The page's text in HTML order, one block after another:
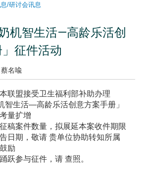
/研讨会讯息
机智生活—高龄乐活创
征件活动
蔡名喩
接受卫生福利部补助办理
智生活—高龄乐活创意方案手册」
量扩增
量，拟展延本案收件期限
日期，敬请 贵单位协助转知所属
励
件，请 查照。